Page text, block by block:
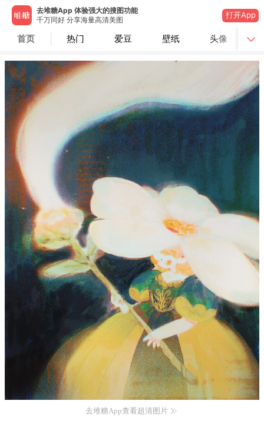
去堆糖App 体验强大的搜图功能
千万同好 分享海量高清美图
打开App
首页 热门 爱豆 壁纸 头像
去堆糖App查看超清图片